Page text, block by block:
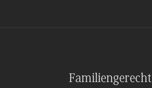
Familiengerecht